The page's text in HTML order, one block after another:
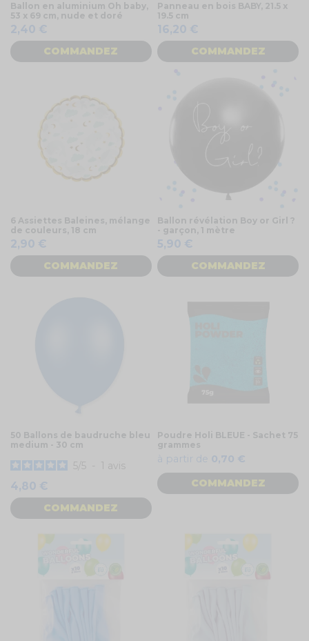
Ballon en aluminium Oh baby,
53 x 69 cm, nude et doré
2,40 €
COMMANDEZ
Panneau en bois BABY, 21.5 x
19.5 cm
16,20 €
COMMANDEZ
6 Assiettes Baleines, mélange
de couleurs, 18 cm
2,90 €
COMMANDEZ
Ballon révélation Boy or Girl ?
- garçon, 1 mètre
5,90 €
COMMANDEZ
50 Ballons de baudruche bleu
medium - 30 cm
5 5 - 1 avis
4,80 €
COMMANDEZ
Poudre Holi BLEUE - Sachet 75
grammes
à partir de 0,70 €
COMMANDEZ